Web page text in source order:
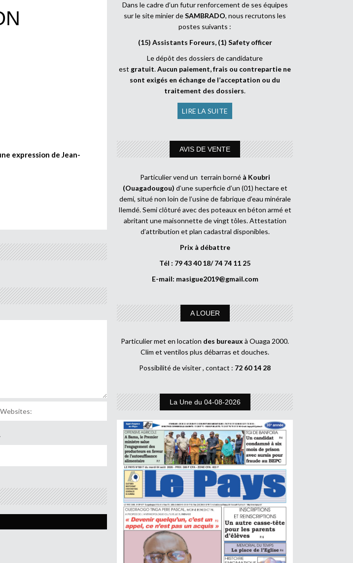
expression de Jean-
Dans le cadre d’un futur renforcement de ses équipes
sur le site minier deSAMBRADO, nous recrutons les
postes suivants :
(15) Assistants Foreurs, (1) Safety officer
Le dépôt des dossiers de candidature
est gratuit.Aucun paiement, frais ou contrepartie ne
sont exigés en échange de l’acceptation ou du
traitement des dossiers.
LIRE LA SUITE
AVIS DE VENTE
Particulier vend un terrain borné à Koubri
(Ouagadougou) d’une superficie d’un (01) hectare et
demi, situé non loin de l’usine de fabrique d’eau minérale
Ilemdé. Semi clôturé avec des poteaux en béton armé et
abritant une maisonnette de vingt tôles. Attestation
d’attribution et plan cadastral disponibles.
Prix à débattre
Tél : 79 43 40 18/ 74 74 11 25
E-mail: masigue2019@gmail.com
A LOUER
Particulier met en location des bureaux à Ouaga 2000.
Clim et ventilos plus débarras et douches.
Possibilité de visiter , contact : 72 60 14 28
La Une du 04-08-2026